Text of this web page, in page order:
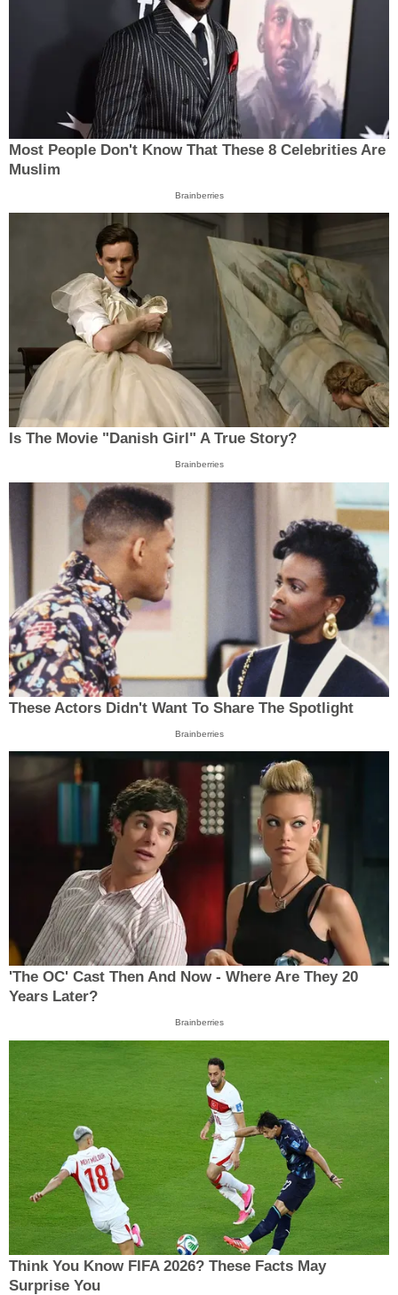
Most People Don't Know That These 8 Celebrities Are
Muslim
Brainberries
Is The Movie "Danish Girl" A True Story?
Brainberries
These Actors Didn't Want To Share The Spotlight
Brainberries
'The OC' Cast Then And Now - Where Are They 20
Years Later?
Brainberries
Think You Know FIFA 2026? These Facts May
Surprise You